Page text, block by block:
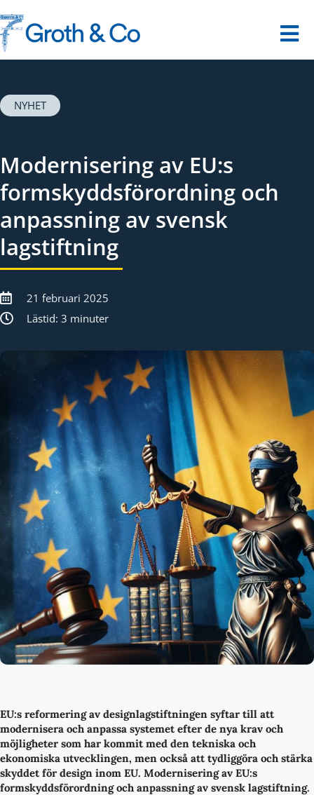
till
innehållet
Våra tjänster
Dina utmaningar
Om oss
Kontakt
Digitalt museum
Kund login
NYHET
Modernisering av EU:s
formskyddsförordning och
anpassning av svensk
lagstiftning
21 februari 2025
Lästid: 3 minuter
EU:s reformering av designlagstiftningen syftar till att
modernisera och anpassa systemet efter de nya krav och
möjligheter som har kommit med den tekniska och
ekonomiska utvecklingen, men också att tydliggöra och stärka
skyddet för design inom EU. Modernisering av EU:s
formskyddsförordning och anpassning av svensk lagstiftning.